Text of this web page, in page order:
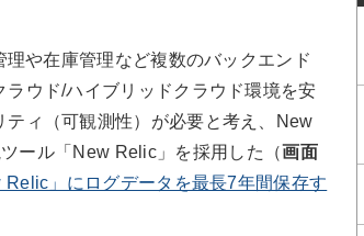
や在庫管理など複数のバックエンド
ウド/ハイブリッドクラウド環境を安
ィ（可観測性）が必要と考え、New
ール「New Relic」を採用した（画面
」にログデータを最長7年間保存す